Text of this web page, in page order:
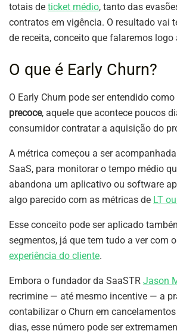
totais de ticket médio, tanto das
contratos em vigência. O resultado vai
de receita, conceito que falaremos logo
O que é Early Churn?
O Early Churn pode ser entendido como
precoce, aquele que acontece poucos
consumidor contratar a aquisição do
A métrica começou a ser
SaaS, para monitorar o tempo médio
abandona um aplicativo ou software
algo parecido com as métricas de LT
Esse conceito pode ser aplicado
segmentos, já que tem tudo a ver com o
experiência do cliente.
Embora o fundador da SaaSTR Jason
recrimine — até mesmo incentive — a
contabilizar o Churn em
dias, esse número pode ser